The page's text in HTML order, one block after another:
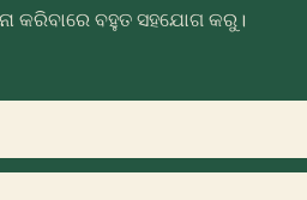
କରିବାରେ ବହୁତ ସହଯୋଗ କରୁ।